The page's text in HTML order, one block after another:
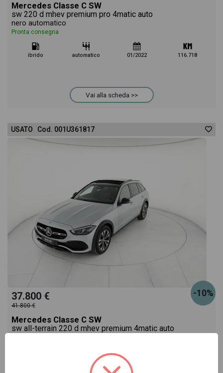
Mercedes Classe C SW
sw 220 d mhev premium pro 4matic auto
nero automatico
Pronta consegna
ibrido automatico 01/2022 116.718
Vai alla scheda >>
USATO Cod. 001U361817
-10%
37.800 €
41.800 €
Mercedes Classe C SW
sw all-terrain 220 d mhev premium 4matic auto
automatico 03/2023